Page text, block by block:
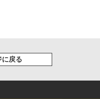
フリッカーレス VESA対
BALL 1-42巻セット
ックス） [ 鳥山 明 ]
グレード版】AOKIMI ワイヤ
イヤホン V12 小型
アリング Type-C充電 マイク
式音量調整 スポーツ/通勤/通
ワイト)
ver.)
かんの麦茶 from 爽健美茶 ラ
ヤニ吸うふたり 9巻 (デジタル
コミックス)
クロ版 115 (ジャンプコミッ
に戻る